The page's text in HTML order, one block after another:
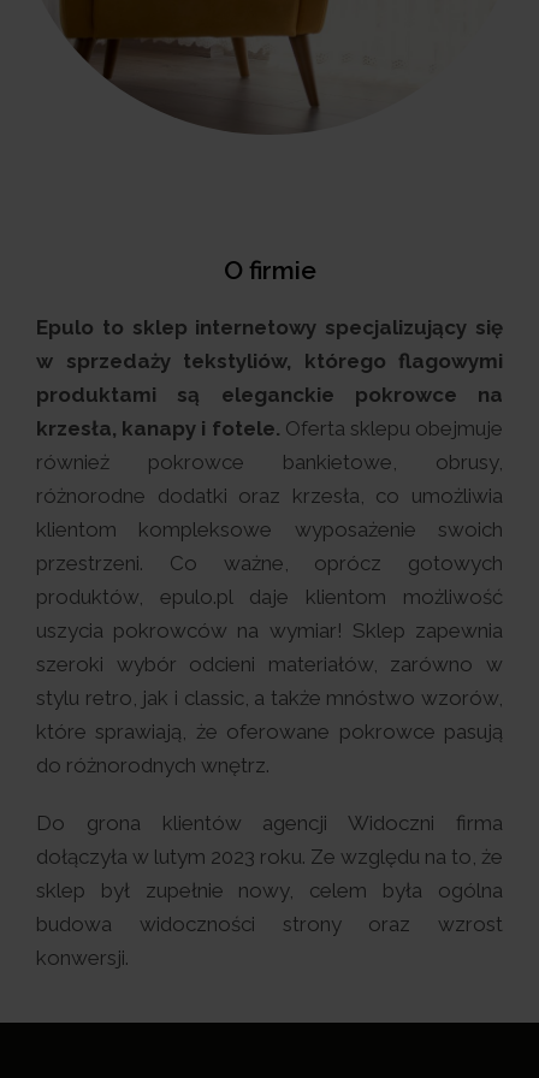
O firmie
Epulo to sklep internetowy specjalizujący się
w sprzedaży tekstyliów, którego flagowymi
produktami są eleganckie pokrowce na
krzesła, kanapy i fotele. Oferta sklepu obejmuje
również pokrowce bankietowe, obrusy,
różnorodne dodatki oraz krzesła, co umożliwia
klientom kompleksowe wyposażenie swoich
przestrzeni. Co ważne, oprócz gotowych
produktów, epulo.pl daje klientom możliwość
uszycia pokrowców na wymiar! Sklep zapewnia
szeroki wybór odcieni materiałów, zarówno w
stylu retro, jak i classic, a także mnóstwo wzorów,
które sprawiają, że oferowane pokrowce pasują
do różnorodnych wnętrz.
Do grona klientów agencji Widoczni firma
dołączyła w lutym 2023 roku. Ze względu na to, że
sklep był zupełnie nowy, celem była ogólna
budowa widoczności strony oraz wzrost
konwersji.